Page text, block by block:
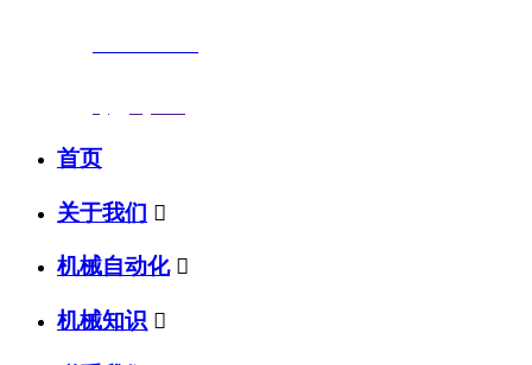
首页
关于我们 
机械自动化 
机械知识 